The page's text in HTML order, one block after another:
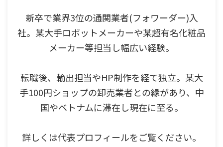
新卒で業界3位の通関業者(フォワーダー)入
社。某大手ロボットメーカーや某超有名化粧品
メーカー等担当し幅広い経験。
転職後、輸出担当やHP制作を経て独立。某大
手100円ショップの卸売業者との縁があり、中
国やベトナムに滞在し現在に至る。
詳しくは代表プロフィールをご覧ください。